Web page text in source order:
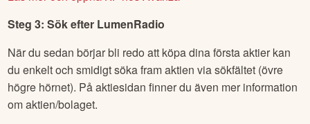
Steg 3: Sök efter LumenRadio
När du sedan börjar bli redo att köpa dina första aktier kan
du enkelt och smidigt söka fram aktien via sökfältet (övre
högre hörnet). På aktiesidan finner du även mer information
om aktien/bolaget.